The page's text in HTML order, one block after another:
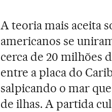
A teoria mais aceita
americanos se
cerca de 20 milhões
entre a placa do
salpicando o mar
de ilhas. A partida